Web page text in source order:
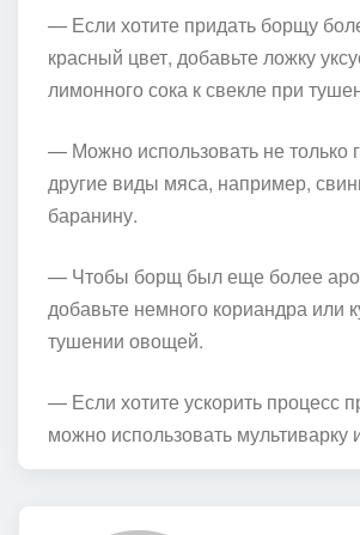
— Если хотите придать борщу
красный цвет, добавьте ложку
лимонного сока к свекле при
— Можно использовать не только
другие виды мяса, например,
баранину.
— Чтобы борщ был еще более
добавьте немного кориандра или
тушении овощей.
— Если хотите ускорить процесс
можно использовать мультиварку